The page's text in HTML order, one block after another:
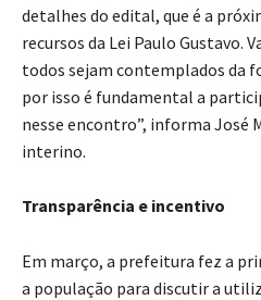
detalhes do edital, que é a
recursos da Lei Paulo Gustavo.
todos sejam contemplados da
por isso é fundamental a
nesse encontro”, informa José
interino.
Transparência e incentivo
Em março, a prefeitura fez a
a população para discutir a